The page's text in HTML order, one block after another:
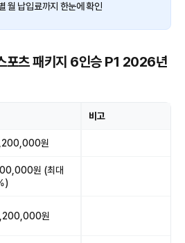
월 납입료까지 한눈에 확인
츠 패키지 6인승 P1 2026년
비고
원
원 (최대
원